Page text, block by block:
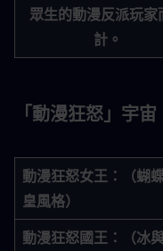
眾生的動漫反派玩家
計。
「動漫狂怒」宇
動漫狂怒女王 ：（蝴
皇風格）
動漫狂怒國王 ：（冰